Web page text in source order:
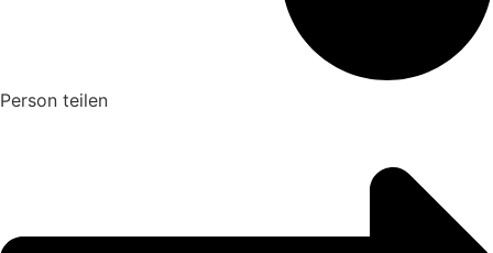
Person teilen